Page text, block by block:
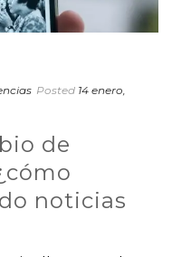
Posted 14 enero,
de
noticias